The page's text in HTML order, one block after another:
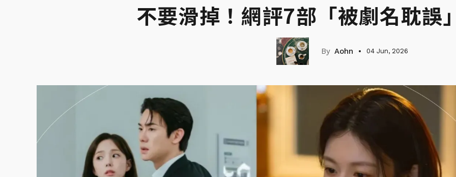
不要滑掉！網評7部「被劇名耽誤
Aohn 04 Jun, 2026